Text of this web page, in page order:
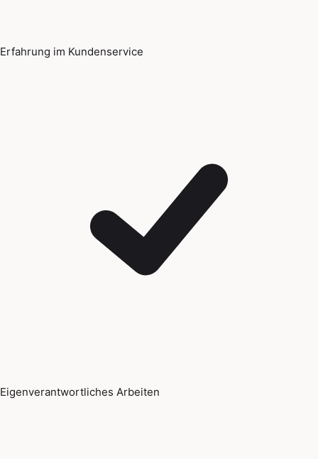
Erfahrung im Kundenservice
Eigenverantwortliches Arbeiten